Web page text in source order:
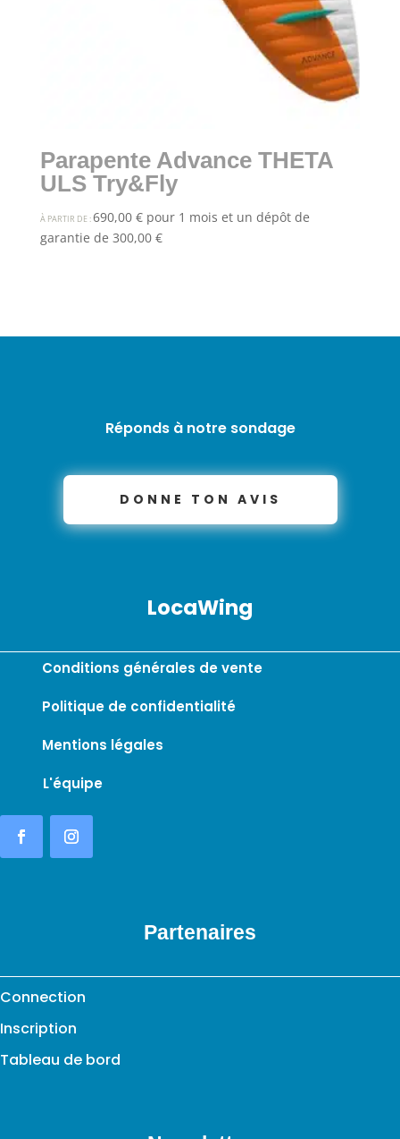
Parapente Advance THETA
ULS Try&Fly
À PARTIR DE :690,00 € pour 1 mois et un dépôt de
garantie de 300,00 €
Réponds à notre sondage
DONNE TON AVIS
LocaWing
Conditions générales de vente
Politique de confidentialité
Mentions légales
L'équipe
Partenaires
Connection
Inscription
Tableau de bord